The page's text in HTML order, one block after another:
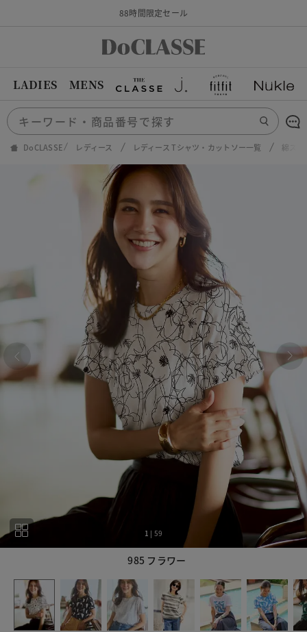
88時間限定セール
LADIES MENS
DoCLASSE レディース レディース Tシャツ・カットソー一覧 綿ス
985 フラワー
1 | 59
59